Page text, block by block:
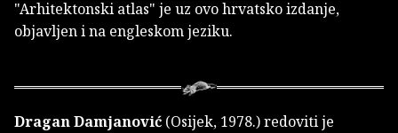
"Arhitektonski atlas" je uz ovo hrvatsko izdanje,
objavljen i na engleskom jeziku.
Dragan Damjanović (Osijek, 1978.) redoviti je